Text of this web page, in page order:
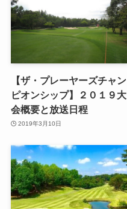
【ザ・プレーヤーズチャン
ピオンシップ】２０１９大
会概要と放送日程
2019年3月10日